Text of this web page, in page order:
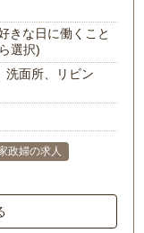
きな日に働くこと
選択)
洗面所、リビン
政婦の求人